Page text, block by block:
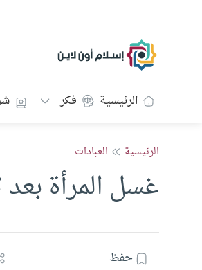
إسلام أون لاين
الرئيسية فكر
الرئيسية العبادات
غسل المرأة بعد
حفظ